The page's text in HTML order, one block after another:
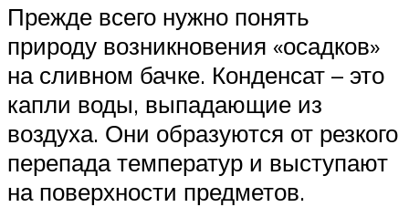
Прежде всего нужно понять
природу возникновения «осадков»
на сливном бачке. Конденсат – это
капли воды, выпадающие из
воздуха. Они образуются от резкого
перепада температур и выступают
на поверхности предметов.